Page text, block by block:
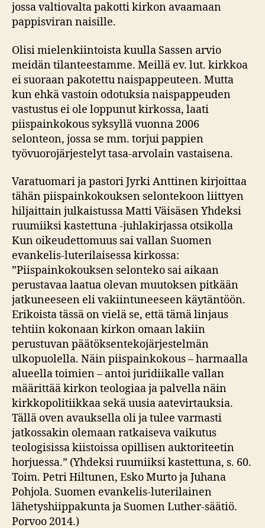
jossa valtiovalta pakotti kirkon avaamaan
pappisviran naisille.
Olisi mielenkiintoista kuulla Sassen arvio
meidän tilanteestamme. Meillä ev. lut. kirkkoa
ei suoraan pakotettu naispappeuteen. Mutta
kun ehkä vastoin odotuksia naispappeuden
vastustus ei ole loppunut kirkossa, laati
piispainkokous syksyllä vuonna 2006
selonteon, jossa se mm. torjui pappien
työvuorojärjestelyt tasa-arvolain vastaisena.
Varatuomari ja pastori Jyrki Anttinen kirjoittaa
tähän piispainkokouksen selontekoon liittyen
hiljaittain julkaistussa Matti Väisäsen Yhdeksi
ruumiiksi kastettuna -juhlakirjassa otsikolla
Kun oikeudettomuus sai vallan Suomen
evankelis-luterilaisessa kirkossa:
”Piispainkokouksen selonteko sai aikaan
perustavaa laatua olevan muutoksen pitkään
jatkuneeseen eli vakiintuneeseen käytäntöön.
Erikoista tässä on vielä se, että tämä linjaus
tehtiin kokonaan kirkon omaan lakiin
perustuvan päätöksentekojärjestelmän
ulkopuolella. Näin piispainkokous – harmaalla
alueella toimien – antoi juridiikalle vallan
määrittää kirkon teologiaa ja palvella näin
kirkkopolitiikkaa sekä uusia aatevirtauksia.
Tällä oven avauksella oli ja tulee varmasti
jatkossakin olemaan ratkaiseva vaikutus
teologisissa kiistoissa opillisen auktoriteetin
horjuessa.” (Yhdeksi ruumiiksi kastettuna, s. 60.
Toim. Petri Hiltunen, Esko Murto ja Juhana
Pohjola. Suomen evankelis-luterilainen
lähetyshiippakunta ja Suomen Luther-säätiö.
Porvoo 2014.)